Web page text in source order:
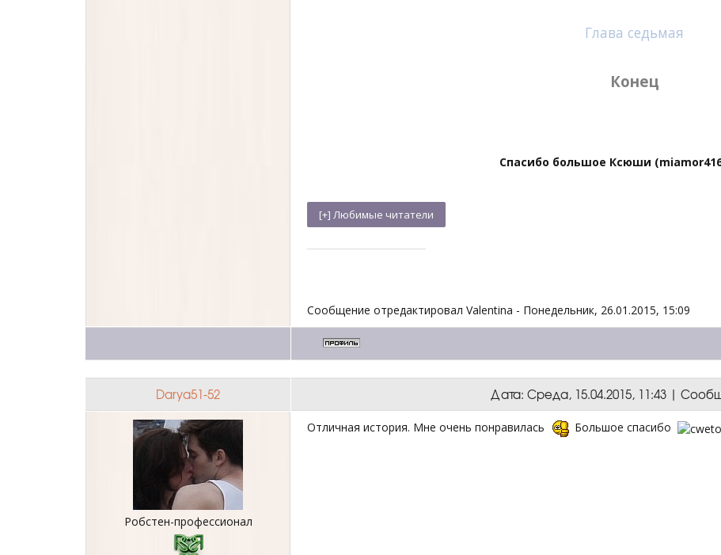
Глава седьмая
Конец
Спасибо большое Ксюши
Сообщение отредактировал Valentina - Понедельник, 26.01.2015, 15:09
Darya51-52 Дата: Среда, 15.04.2015, 11:43 |
Робстен-профессионал
Отличная история. Мне очень понравилась Большое спасибо